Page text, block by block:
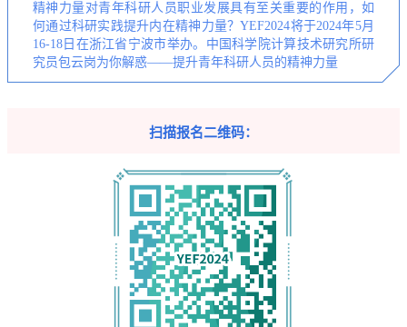
精神力量对青年科研人员职业发展具有至关重要的作用，如
何通过科研实践提升内在精神力量？YEF2024将于2024年5月
16-18日在浙江省宁波市举办。中国科学院计算技术研究所研
究员包云岗为你解惑——提升青年科研人员的精神力量
扫描报名二维码：